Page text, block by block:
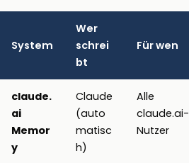
System
Wer
schrei
bt
Für wen
claude.
ai
Memor
y
Claude
(auto
matisc
h)
Alle
claude.ai-
Nutzer